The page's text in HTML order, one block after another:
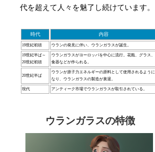
代を超えて人々を魅了し続けています。
時代 内容
19世紀初頭 ウランの発見に伴い、ウランガラスが誕生。
19世紀半ば～
20世紀初頭
ウランガラスがヨーロッパを中心に流行。花瓶、グラス、
食器などが作られる。
20世紀半ば
ウランが原子力エネルギーの原料として使用されるように
なり、ウランガラスの製造が衰退。
現代 アンティーク市場でウランガラスが取引されている。
ウランガラスの特徴